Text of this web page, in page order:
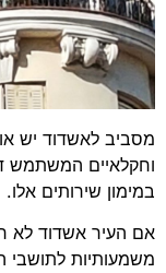
מסביב לאשדוד יש
וחקלאיים המשתמש
במימון שירותים אלו.
אם העיר אשדוד לא
משמעותיות לתושבי